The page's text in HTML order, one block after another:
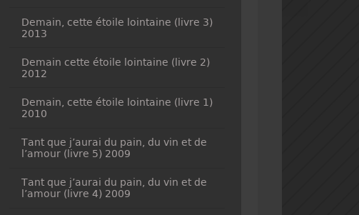
Demain, cette étoile lointaine (livre 3)
2013
Demain cette étoile lointaine (livre 2)
2012
Demain, cette étoile lointaine (livre 1)
2010
Tant que j’aurai du pain, du vin et de
l’amour (livre 5) 2009
Tant que j’aurai du pain, du vin et de
l’amour (livre 4) 2009